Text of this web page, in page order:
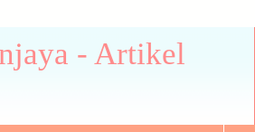
- Artikel